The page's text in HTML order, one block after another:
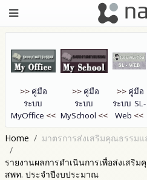
>> คู่มือ
ระบบ
MyOffice <<
>> คู่มือ
ระบบ
MySchool <<
>> คู่มือ
ระบบ SL-
Web <<
Home มาตรการส่งเสริมคุณธรรมแ
รายงานผลการดำเนินการเพื่อส่งเสริ
สพท. ประจำปีงบประมาณ